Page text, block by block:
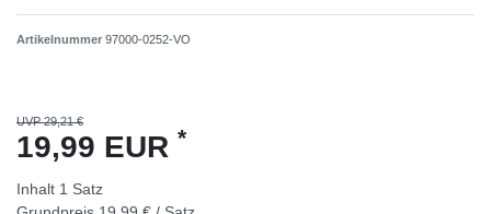
Artikelnummer 97000-0252-VO
UVP 29,21 €
19,99 EUR *
Inhalt 1 Satz